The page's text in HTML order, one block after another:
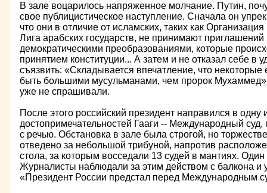
В зале воцарилось напряженное молчание. Путин,
свое публицистическое наступление. Сначала он
что они в отличие от исламских, таких как
Лига арабских государств, не принимают
демократическими преобразованиями, которые
принятием конституции... А затем и не отказал себе в
съязвить: «Складывается впечатление, что некоторые
быть большими мусульманами, чем пророк
уже не спрашивали.
После этого российский президент направился в одну
достопримечательностей Гааги -- Международный суд,
с речью. Обстановка в зале была строгой, но
отведено за небольшой трибуной, напротив
стола, за которым восседали 13 судей в мантиях.
Журналисты наблюдали за этим действом с балкона и
«Президент России предстал перед Международным